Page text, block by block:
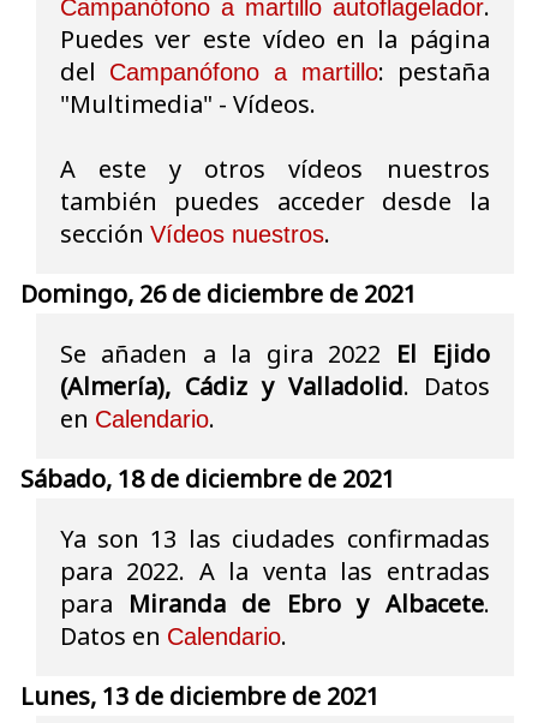
Campanófono a martillo autoflagelador
Puedes ver este vídeo en la página
del
Campanófono a martillo: pestaña
"Multimedia" - Vídeos.
A este y otros vídeos nuestros
también puedes acceder desde la
sección Vídeos nuestros.
Domingo, 26 de diciembre de 2021
Se añaden a la gira 2022 El Ejido
(Almería), Cádiz y Valladolid. Datos
en Calendario.
Sábado, 18 de diciembre de 2021
Ya son 13 las ciudades confirmadas
para 2022. A la venta las entradas
para Miranda de Ebro y Albacete.
Datos en Calendario.
Lunes, 13 de diciembre de 2021